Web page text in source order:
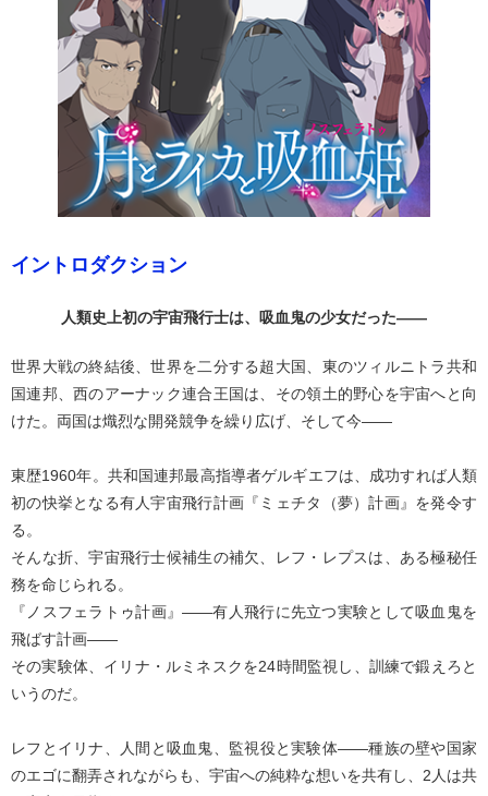
イントロダクション
人類史上初の宇宙飛行士は、吸血鬼の少女だった——
世界大戦の終結後、世界を二分する超大国、東のツィルニトラ共和
国連邦、西のアーナック連合王国は、その領土的野心を宇宙へと向
けた。両国は熾烈な開発競争を繰り広げ、そして今——
東歴1960年。共和国連邦最高指導者ゲルギエフは、成功すれば人類
初の快挙となる有人宇宙飛行計画『ミェチタ（夢）計画』を発令す
る。
そんな折、宇宙飛行士候補生の補欠、レフ・レプスは、ある極秘任
務を命じられる。
『ノスフェラトゥ計画』——有人飛行に先立つ実験として吸血鬼を
飛ばす計画——
その実験体、イリナ・ルミネスクを24時間監視し、訓練で鍛えろと
いうのだ。
レフとイリナ、人間と吸血鬼、監視役と実験体——種族の壁や国家
のエゴに翻弄されながらも、宇宙への純粋な想いを共有し、2人は共